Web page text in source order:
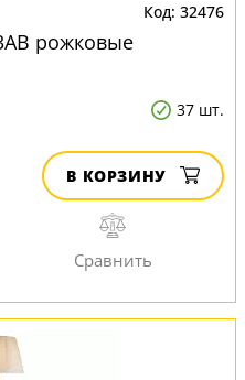
32476
рожковые
37 шт.
В КОРЗИНУ